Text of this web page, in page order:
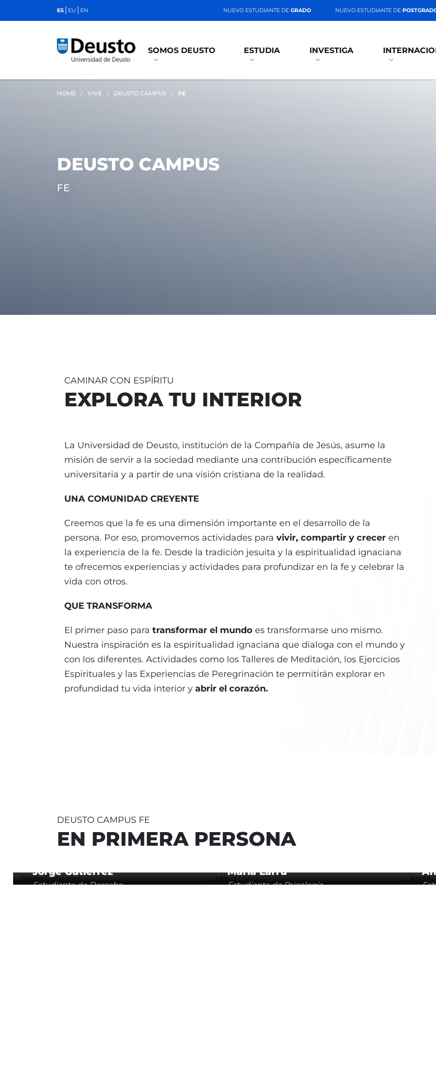
ES EU EN NUEVO ESTUDIANTE DEGRADO NUEVO ESTUDIANTE DE
SOMOS DEUSTO ESTUDIA INVESTIGA
HOME VIVE DEUSTO CAMPUS FE
DEUSTO CAMPUS
FE
CAMINAR CON ESPÍRITU
EXPLORA TU INTERIOR
La Universidad de Deusto, institución de la Compañía de Jesús, asume la
misión de servir a la sociedad mediante una contribución específicamente
universitaria y a partir de una visión cristiana de la realidad.
UNA COMUNIDAD CREYENTE
Creemos que la fe es una dimensión importante en el desarrollo de la
persona. Por eso, promovemos actividades para vivir, compartir y crecer en
la experiencia de la fe. Desde la tradición jesuita y la espiritualidad ignaciana
te ofrecemos experiencias y actividades para profundizar en la fe y celebrar la
vida con otros.
QUE TRANSFORMA
El primer paso para transformar el mundo es transformarse uno mismo.
Nuestra inspiración es la espiritualidad ignaciana que dialoga con el mundo y
con los diferentes. Actividades como los Talleres de Meditación, los Ejercicios
Espirituales y las Experiencias de Peregrinación te permitirán explorar en
profundidad tu vida interior y abrir el corazón.
DEUSTO CAMPUS FE
EN PRIMERA PERSONA
Jorge Gutiérrez
Estudiante de Derecho
María Larrú
Estudiante de Psicología